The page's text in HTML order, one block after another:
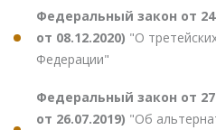
Федеральный закон от
от 08.12.2020) "О
Федерации"
Федеральный закон от
от 26.07.2019) "Об